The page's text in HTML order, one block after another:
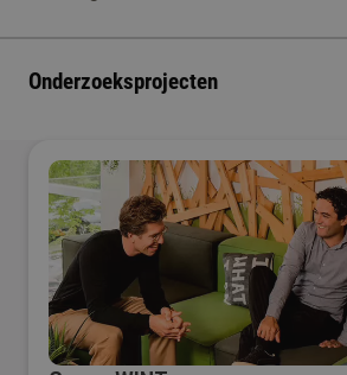
Onderzoeksprojecten